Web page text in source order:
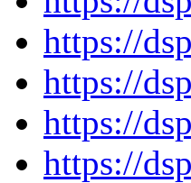
https://
https://
https://
https://